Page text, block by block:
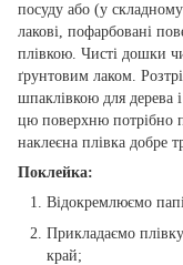
посуду або (у
лакові, пофарбовані
плівкою. Чисті дошки
ґрунтовим лаком.
шпаклівкою для дерева
цю поверхню потрібно
наклеєна плівка добре
Поклейка:
Відокремлюємо
Прикладаємо
край;